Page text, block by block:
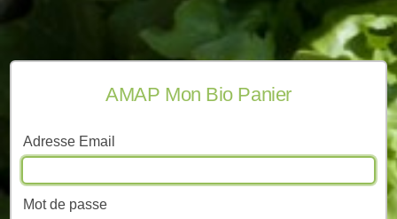
AMAP Mon Bio Panier
Adresse Email
Mot de passe